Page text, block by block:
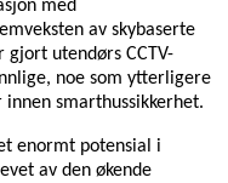
med
av skybaserte
gjort utendørs CCTV-
noe som ytterligere
smarthussikkerhet.
enormt potensial i
av den økende